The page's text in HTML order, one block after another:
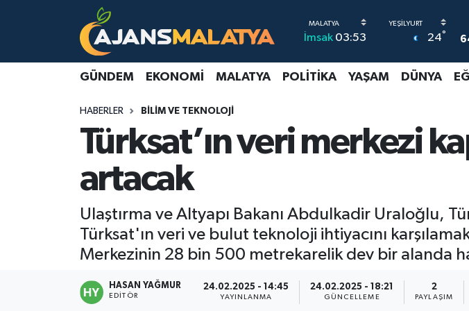
İmsak03:53 24°
GÜNDEM EKONOMI MALATYA POLITIKA YAŞAM DÜNYA
HABERLER BILIM VE TEKNOLOJI
Türksat’ın veri merkezi
artacak
Ulaştırma ve Altyapı Bakanı Abdulkadir Uraloğlu,
Türksat'ın veri ve bulut teknoloji ihtiyacını
Merkezinin 28 bin 500 metrekarelik dev bir alanda
HASAN YAĞMUR
EDITÖR
24.02.2025 - 14:45
YAYINLANMA
24.02.2025 - 18:21
GÜNCELLEME
2
PAYLAŞIM
Gündem
Magazin
Malatya Nöbetçi Eczaneler
TFF 3.Lig 2.Grup Puan Durumu ve Fikstür
Tüm Manşetler
Haber Arşivi